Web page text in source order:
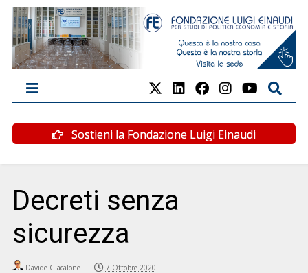
Sostieni la Fondazione Luigi Einaudi
Decreti senza
sicurezza
Davide Giacalone 7 Ottobre 2020